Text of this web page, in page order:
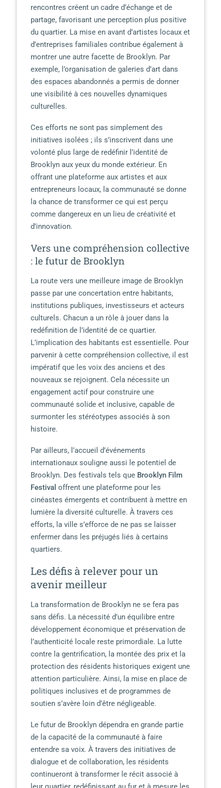
rencontres créent un cadre d’échange et de
partage, favorisant une perception plus positive
du quartier. La mise en avant d’artistes locaux et
d’entreprises familiales contribue également à
montrer une autre facette de Brooklyn. Par
exemple, l’organisation de galeries d’art dans
des espaces abandonnés a permis de donner
une visibilité à ces nouvelles dynamiques
culturelles.
Ces efforts ne sont pas simplement des
initiatives isolées ; ils s’inscrivent dans une
volonté plus large de redéfinir l’identité de
Brooklyn aux yeux du monde extérieur. En
offrant une plateforme aux artistes et aux
entrepreneurs locaux, la communauté se donne
la chance de transformer ce qui est perçu
comme dangereux en un lieu de créativité et
d’innovation.
Vers une compréhension collective
: le futur de Brooklyn
La route vers une meilleure image de Brooklyn
passe par une concertation entre habitants,
institutions publiques, investisseurs et acteurs
culturels. Chacun a un rôle à jouer dans la
redéfinition de l’identité de ce quartier.
L’implication des habitants est essentielle. Pour
parvenir à cette compréhension collective, il est
impératif que les voix des anciens et des
nouveaux se rejoignent. Cela nécessite un
engagement actif pour construire une
communauté solide et inclusive, capable de
surmonter les stéréotypes associés à son
histoire.
Par ailleurs, l’accueil d’événements
internationaux souligne aussi le potentiel de
Brooklyn. Des festivals tels que Brooklyn Film
Festival offrent une plateforme pour les
cinéastes émergents et contribuent à mettre en
lumière la diversité culturelle. À travers ces
efforts, la ville s’efforce de ne pas se laisser
enfermer dans les préjugés liés à certains
quartiers.
Les défis à relever pour un
avenir meilleur
La transformation de Brooklyn ne se fera pas
sans défis. La nécessité d’un équilibre entre
développement économique et préservation de
l’authenticité locale reste primordiale. La lutte
contre la gentrification, la montée des prix et la
protection des résidents historiques exigent une
attention particulière. Ainsi, la mise en place de
politiques inclusives et de programmes de
soutien s’avère loin d’être négligeable.
Le futur de Brooklyn dépendra en grande partie
de la capacité de la communauté à faire
entendre sa voix. À travers des initiatives de
dialogue et de collaboration, les résidents
continueront à transformer le récit associé à